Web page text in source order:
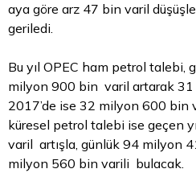
aya göre arz 47 bin varil
geriledi.
Bu yıl OPEC ham petrol talebi,
milyon 900 bin varil artarak
2017’de ise 32 milyon 600 bin
küresel petrol talebi ise geçen
varil artışla, günlük 94 milyon
milyon 560 bin varili bulacak.